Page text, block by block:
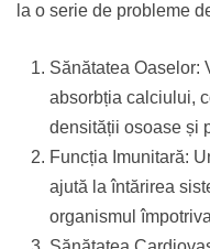
la o serie de probleme
Sănătatea Oaselor:
absorbția calciului,
densității osoase și
Funcția Imunitară:
ajută la întărirea
organismul